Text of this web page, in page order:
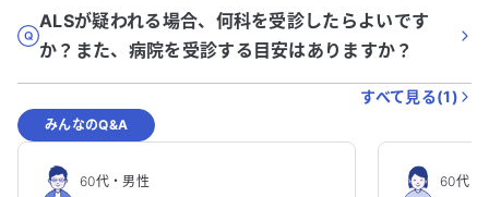
ALSが疑われる場合、何科を受診したらよいです
か？また、病院を受診する目安はありますか？
すべて見る(1)
みんなのQ&A
60代・男性 60代・